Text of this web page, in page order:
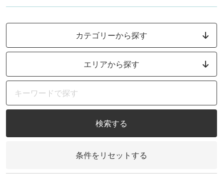
カテゴリーから探す
エリアから探す
検索する
条件をリセットする